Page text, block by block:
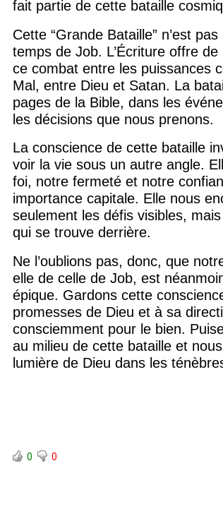
fait partie de cette bataille
Cette “Grande Bataille” n’est
temps de Job. L’Écriture offre
ce combat entre les puissances
Mal, entre Dieu et Satan. La
pages de la Bible, dans les
les décisions que nous prenons.
La conscience de cette bataille
voir la vie sous un autre angle.
foi, notre fermeté et notre
importance capitale. Elle nous
seulement les défis visibles,
qui se trouve derrière.
Ne l’oublions pas, donc, que
elle de celle de Job, est
épique. Gardons cette
promesses de Dieu et à sa
consciemment pour le bien.
au milieu de cette bataille et
lumière de Dieu dans les
0 0
VIE |
RETOUR À LA SOURCE
prière qui transforme le
nous du mal